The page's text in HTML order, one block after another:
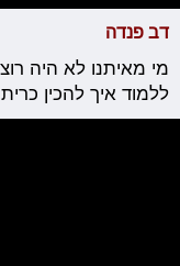
דב פנדה
מי מאיתנו לא היה
ללמוד איך להכין